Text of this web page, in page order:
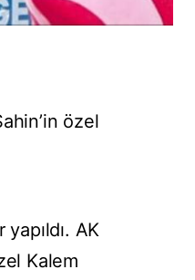
özel
AK
Kalem